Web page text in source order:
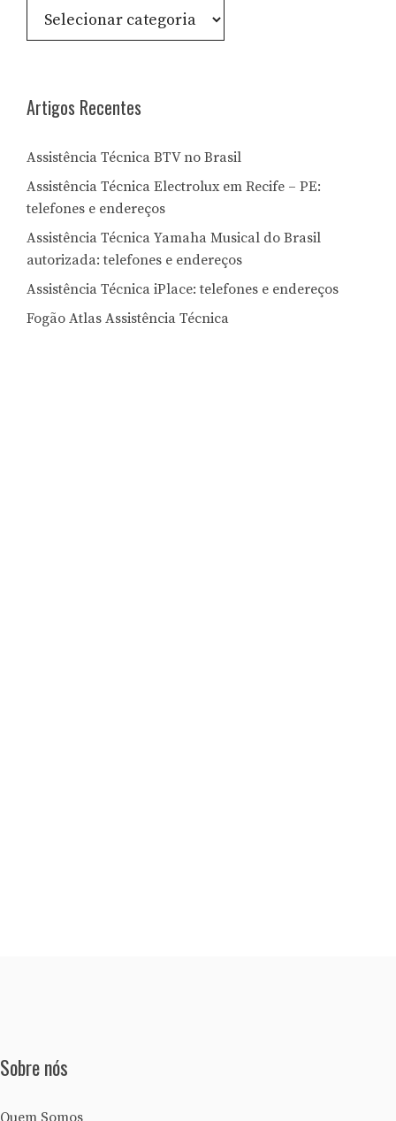
Consulte
Artigos Recentes
Assistência Técnica BTV no Brasil
Assistência Técnica Electrolux em Recife – PE:
telefones e endereços
Assistência Técnica Yamaha Musical do Brasil
autorizada: telefones e endereços
Assistência Técnica iPlace: telefones e endereços
Fogão Atlas Assistência Técnica
Sobre nós
Quem Somos